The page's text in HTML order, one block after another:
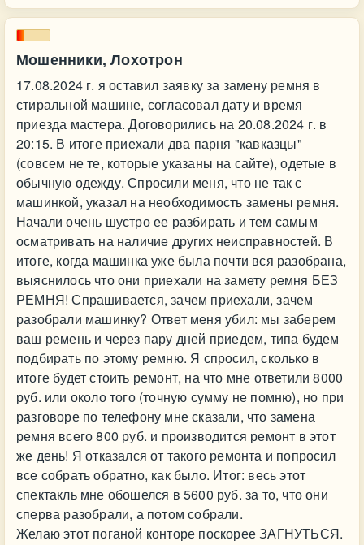
Мошенники, Лохотрон
17.08.2024 г. я оставил заявку за замену ремня в
стиральной машине, согласовал дату и время
приезда мастера. Договорились на 20.08.2024 г. в
20:15. В итоге приехали два парня "кавказцы"
(совсем не те, которые указаны на сайте), одетые в
обычную одежду. Спросили меня, что не так с
машинкой, указал на необходимость замены ремня.
Начали очень шустро ее разбирать и тем самым
осматривать на наличие других неисправностей. В
итоге, когда машинка уже была почти вся разобрана,
выяснилось что они приехали на замету ремня БЕЗ
РЕМНЯ! Спрашивается, зачем приехали, зачем
разобрали машинку? Ответ меня убил: мы заберем
ваш ремень и через пару дней приедем, типа будем
подбирать по этому ремню. Я спросил, сколько в
итоге будет стоить ремонт, на что мне ответили 8000
руб. или около того (точную сумму не помню), но при
разговоре по телефону мне сказали, что замена
ремня всего 800 руб. и производится ремонт в этот
же день! Я отказался от такого ремонта и попросил
все собрать обратно, как было. Итог: весь этот
спектакль мне обошелся в 5600 руб. за то, что они
сперва разобрали, а потом собрали.
Желаю этот поганой конторе поскорее ЗАГНУТЬСЯ.